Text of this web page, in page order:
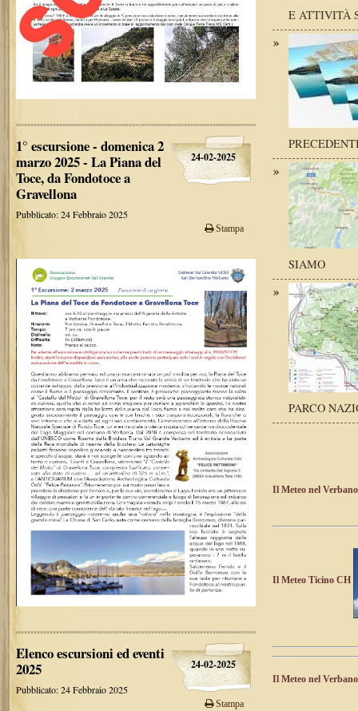
24-02-2025
1° escursione - domenica 2
marzo 2025 - La Piana del
Toce, da Fondotoce a
Gravellona
Pubblicato: 24 Febbraio 2025
Stampa
24-02-2025
Elenco escursioni ed eventi
2025
Pubblicato: 24 Febbraio 2025
Stampa
E ATTIVITÀ
SIAMO
PARCO
Il Meteo nel Verbano
Il Meteo Ticino CH
Il Meteo nel Verbano